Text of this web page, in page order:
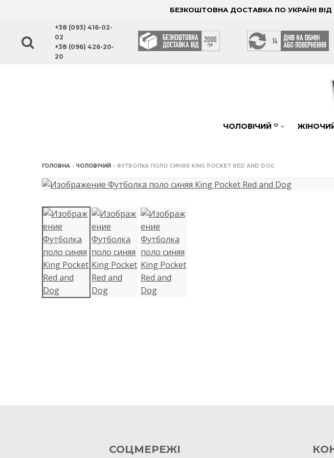
БЕЗКОШТОВНА ДОСТАВКА ПО УКРАЇНІ
+38 (093) 416-02-
02
+38 (096) 426-20-
20
ЧОЛОВІЧИЙ 👕
ГОЛОВНА › ЧОЛОВІЧИЙ › ФУТБОЛКА ПОЛО СИНЯЯ KING POCKET RED AND DOG
СОЦМЕРЕЖІ